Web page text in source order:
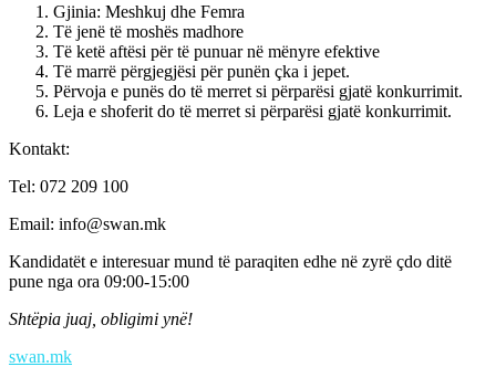
Gjinia: Meshkuj dhe Femra
Të jenë të moshës madhore
Të ketë aftësi për të punuar në mënyre efektive
Të marrë përgjegjësi për punën çka i jepet.
Përvoja e punës do të merret si përparësi gjatë konkurrimit.
Leja e shoferit do të merret si përparësi gjatë konkurrimit.
Kontakt:
Tel: 072 209 100
Email: info@swan.mk
Kandidatët e interesuar mund të paraqiten edhe në zyrë çdo ditë
pune nga ora 09:00-15:00
Shtëpia juaj, obligimi ynë!
swan.mk